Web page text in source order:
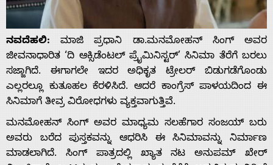
ನವದೆಹಲಿ: ಮಾಜಿ ಪ್ರಧಾನಿ ಡಾ.ಮನಮೋಹನ್ ಸಿಂಗ್ ಅವರ
ಜೀವನಾಧಾರಿತ ‘ದಿ ಆಕ್ಸಿಡೆಂಟಲ್ ಪ್ರೈಮಿನಿಸ್ಟರ್’ ಸಿನಿಮಾ ತೆರೆಗೆ ಬರಲು
ಸಜ್ಜಾಗಿದೆ. ಈಗಾಗಲೇ ಇದರ ಅಧಿಕೃತ ಟ್ರೇಲರ್ ಬಿಡುಗಡೆಗೊಂಡು
ಎಲ್ಲರಲ್ಲೂ ಕುತೂಹಲ ಕೆರಳಿಸಿದೆ. ಆದರೆ ಕಾಂಗ್ರೆಸ್ ಪಾಳಯದಿಂದ ಈ
ಸಿನಿಮಾಗೆ ತೀವ್ರ ವಿರೋಧಗಳು ವ್ಯಕ್ತವಾಗುತ್ತಿವೆ.
ಮನಮೋಹನ್ ಸಿಂಗ್ ಅವರ ಮಾಧ್ಯಮ ಸಲಹೆಗಾರ ಸಂಜಯ್ ಬರು
ಅವರು ಬರೆದ ಪುಸ್ತಕವನ್ನು ಆಧರಿಸಿ ಈ ಸಿನಿಮಾವನ್ನು ನಿರ್ಮಾಣ
ಮಾಡಲಾಗಿದೆ. ಸಿಂಗ್ ಪಾತ್ರದಲ್ಲಿ ಖ್ಯಾತ ನಟ ಅನುಪಮ್ ಖೇರ್